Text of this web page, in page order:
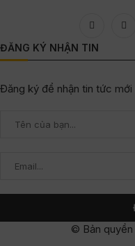
ĐĂNG KÝ NHẬN TIN
Đăng ký để nhận tin tức mới
© Bản quyền